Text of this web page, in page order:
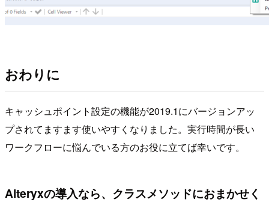
おわりに
キャッシュポイント設定の機能が2019.1にバージョンアッ
プされてますます使いやすくなりました。実行時間が長い
ワークフローに悩んでいる方のお役に立てば幸いです。
Alteryxの導入なら、クラスメソッドにおまかせく